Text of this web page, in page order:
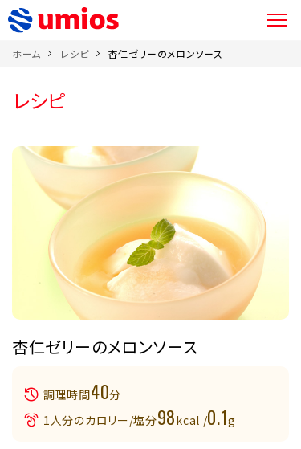
ホーム レシピ 杏仁ゼリーのメロンソース
レシピ
杏仁ゼリーのメロンソース
調理時間40分
1人分のカロリー/塩分98kcal /0.1g